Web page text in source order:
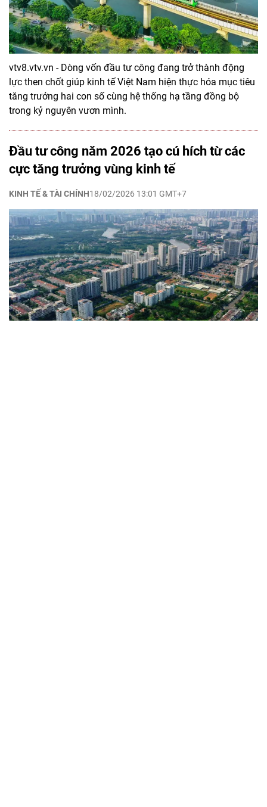
vtv8.vtv.vn - Dòng vốn đầu tư công đang trở thành động
lực then chốt giúp kinh tế Việt Nam hiện thực hóa mục tiêu
tăng trưởng hai con số cùng hệ thống hạ tầng đồng bộ
trong kỷ nguyên vươn mình.
Đầu tư công năm 2026 tạo cú hích từ các
cực tăng trưởng vùng kinh tế
KINH TẾ & TÀI CHÍNH18/02/2026 13:01 GMT+7